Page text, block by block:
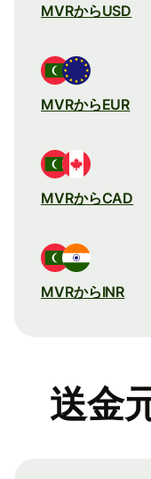
MVRからUSD
MVRからEUR
MVRからCAD
MVRからINR
送金